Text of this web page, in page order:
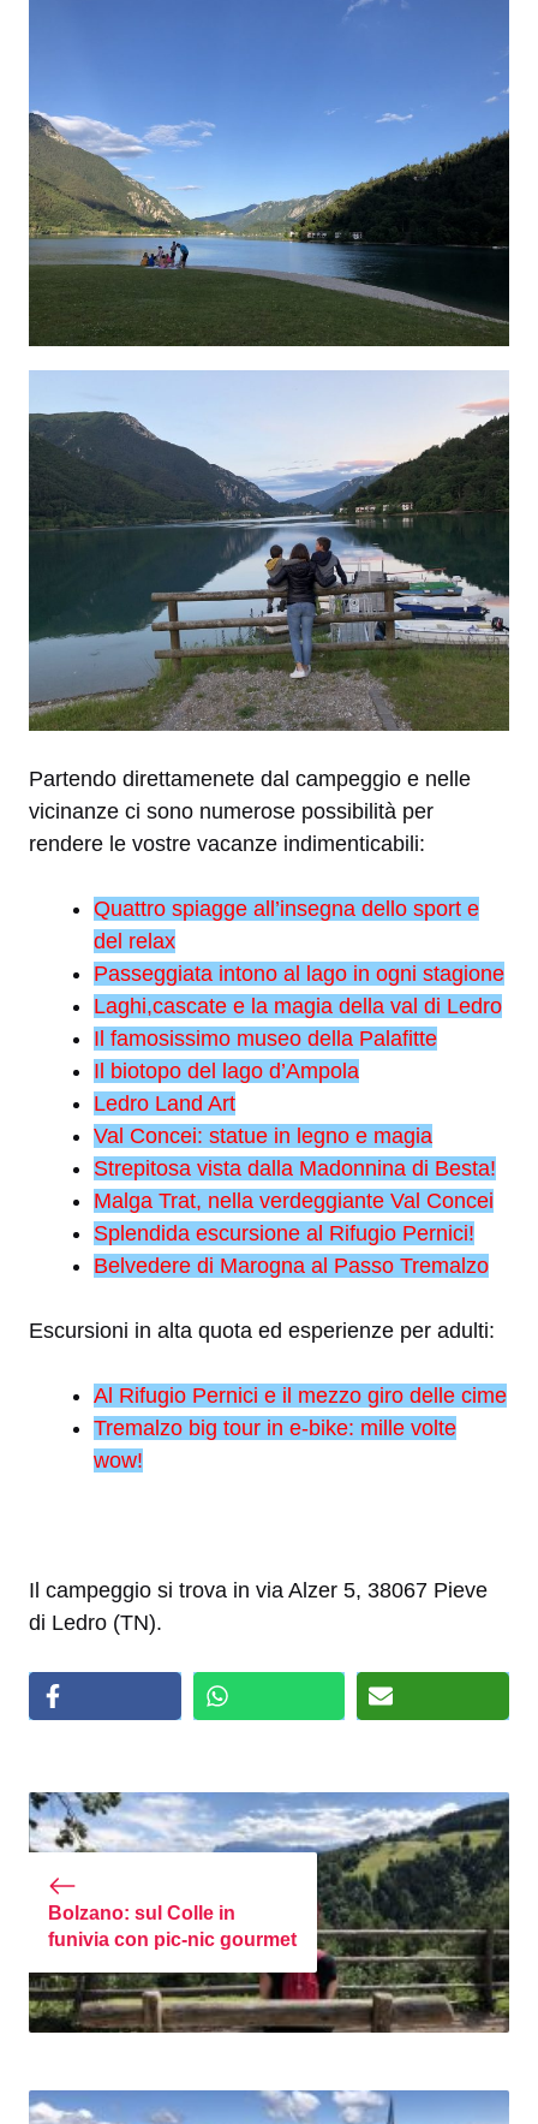
Partendo direttamenete dal campeggio e nelle
vicinanze ci sono numerose possibilità per
rendere le vostre vacanze indimenticabili:
Quattro spiagge all’insegna dello sport e
del relax
Passeggiata intono al lago in ogni stagione
Laghi,cascate e la magia della val di Ledro
Il famosissimo museo della Palafitte
Il biotopo del lago d’Ampola
Ledro Land Art
Val Concei: statue in legno e magia
Strepitosa vista dalla Madonnina di Besta!
Malga Trat, nella verdeggiante Val Concei
Splendida escursione al Rifugio Pernici!
Belvedere di Marogna al Passo Tremalzo
Escursioni in alta quota ed esperienze per adulti:
Al Rifugio Pernici e il mezzo giro delle cime
Tremalzo big tour in e-bike: mille volte
wow!
Il campeggio si trova in via Alzer 5, 38067 Pieve
di Ledro (TN).
Bolzano: sul Colle in
funivia con pic-nic gourmet